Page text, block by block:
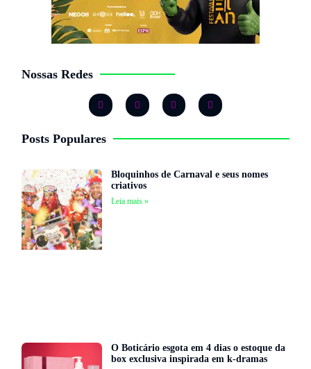
Nossas Redes
Posts Populares
Bloquinhos de Carnaval e seus nomes
criativos
Leia mais »
O Boticário esgota em 4 dias o estoque da
box exclusiva inspirada em k-dramas